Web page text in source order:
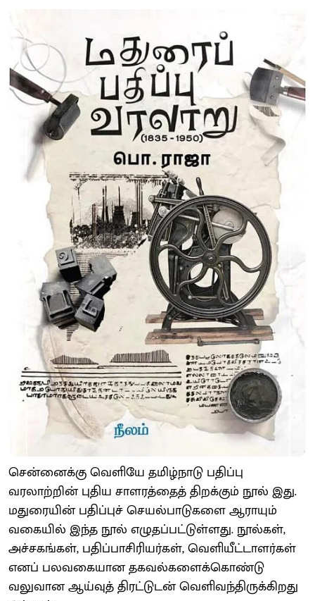
சென்னைக்கு வெளியே தமிழ்நாடு பதிப்பு
வரலாற்றின் புதிய சாளரத்தைத் திறக்கும் நூல் இது.
மதுரையின் பதிப்புச் செயல்பாடுகளை ஆராயும்
வகையில் இந்த நூல் எழுதப்பட்டுள்ளது. நூல்கள்,
அச்சகங்கள், பதிப்பாசிரியர்கள், வெளியீட்டாளர்கள்
எனப் பலவகையான தகவல்களைக்கொண்டு
வலுவான ஆய்வுத் திரட்டுடன் வெளிவந்திருக்கிறது